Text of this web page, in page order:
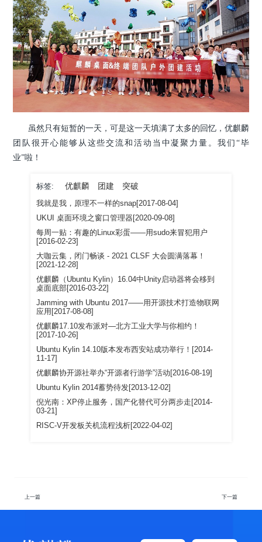
虽然只有短暂的一天，可是这一天填满了太多的回忆，优麒麟
团队很开心能够从这些交流和活动当中凝聚力量。我们“毕
业”啦！
标签: 优麒麟 团建 突破
我就是我，原理不一样的snap[2017-08-04]
UKUI 桌面环境之窗口管理器[2020-09-08]
每周一贴：有趣的Linux彩蛋——用sudo来冒犯用户
[2016-02-23]
大咖云集，闭门畅谈 - 2021 CLSF 大会圆满落幕！
[2021-12-28]
优麒麟（Ubuntu Kylin）16.04中Unity启动器将会移到
桌面底部[2016-03-22]
Jamming with Ubuntu 2017——用开源技术打造物联网
应用[2017-08-08]
优麒麟17.10发布派对—北方工业大学与你相约！
[2017-10-26]
Ubuntu Kylin 14.10版本发布西安站成功举行！[2014-
11-17]
优麒麟协开源社举办“开源者行游学”活动[2016-08-19]
Ubuntu Kylin 2014蓄势待发[2013-12-02]
倪光南：XP停止服务，国产化替代可分两步走[2014-
03-21]
RISC-V开发板关机流程浅析[2022-04-02]
上一篇 下一篇